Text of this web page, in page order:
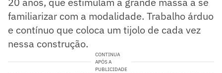
familiarizar com a modalidade. Trabalho árduo
e contínuo que coloca um tijolo de cada vez
nessa construção.
CONTINUA
APÓS A
PUBLICIDADE